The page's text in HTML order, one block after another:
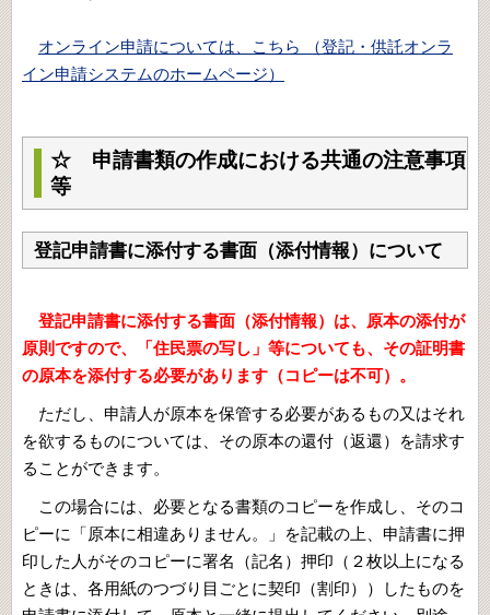
オンライン申請については、こちら （登記・供託オンラ
イン申請システムのホームページ）
☆ 申請書類の作成における共通の注意事項
等
登記申請書に添付する書面（添付情報）について
登記申請書に添付する書面（添付情報）は、原本の添付が
原則ですので、「住民票の写し」等についても、その証明書
の原本を添付する必要があります（コピーは不可）。
ただし
申請人が原本を保管する必要があるもの又はそれ
を欲するものについては
その原本の還付（返還）を請求す
ることができます。
この場合には 必要となる書類のコピーを作成し
そのコ
ピーに「原本に相違ありません。」を記載の上
申請書に押
印した人がそのコピーに署名（記名）押印（２枚以上になる
ときは
各用紙のつづり目ごとに契印（割印））したものを